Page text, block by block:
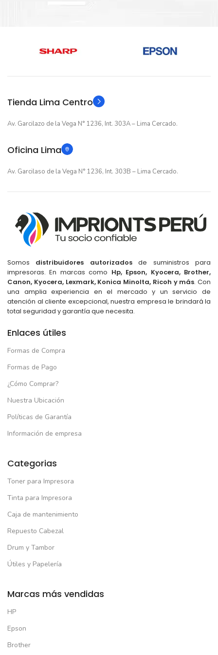
GARANTIA 12 meses
GARANTIA 12 meses
TIPO Original
Tienda Lima Centro
Av. Garcilazo de la Vega N° 1236, Int. 303A – Lima Cercado.
Oficina Lima
Av. Garcilaso de la Vega N° 1236, Int. 303B – Lima Cercado.
Somos distribuidores autorizadosde suministros para
impresoras. En marcas como Hp, Epson, Kyocera, Brother,
Canon, Kyocera, Lexmark, Konica Minolta, Ricoh y más. Con
una amplia experiencia en el mercado y un servicio de
atención al cliente excepcional, nuestra empresa le brindará la
total seguridad y garantía que necesita.
Enlaces útiles
Formas de Compra
Formas de Pago
¿Cómo Comprar?
Nuestra Ubicación
Políticas de Garantía
Información de empresa
Categorias
Toner para Impresora
Tinta para Impresora
Caja de mantenimiento
Repuesto Cabezal
Drum y Tambor
Útiles y Papelería
Marcas más vendidas
HP
Epson
Brother